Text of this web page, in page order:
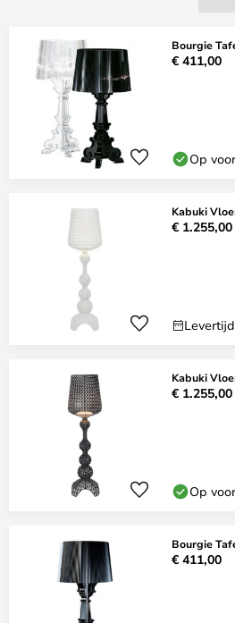
Bourgie
€ 411,00
Op
Kabuki
€ 1.255,00
Kabuki
€ 1.255,00
Op
Bourgie
€ 411,00